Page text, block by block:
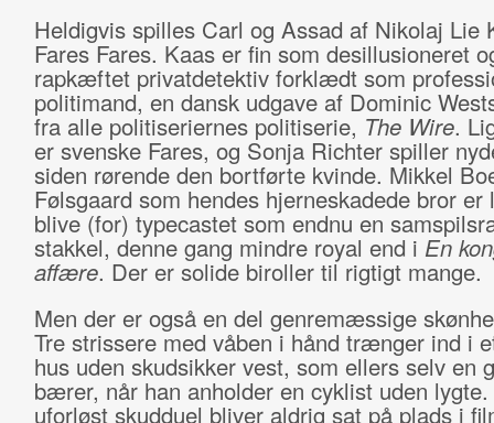
Heldigvis spilles Carl og Assad af Nikolaj Lie
Fares Fares. Kaas er fin som desillusioneret
rapkæftet privatdetektiv forklædt som
politimand, en dansk udgave af Dominic
fra alle politiseriernes politiserie, The Wire.
er svenske Fares, og Sonja Richter spiller
siden rørende den bortførte kvinde. Mikkel
Følsgaard som hendes hjerneskadede bror er
blive (for) typecastet som endnu en
stakkel, denne gang mindre royal end i En
affære. Der er solide biroller til rigtigt mange.
Men der er også en del genremæssige
Tre strissere med våben i hånd trænger ind i
hus uden skudsikker vest, som ellers selv en
bærer, når han anholder en cyklist uden
uforløst skudduel bliver aldrig sat på plads i